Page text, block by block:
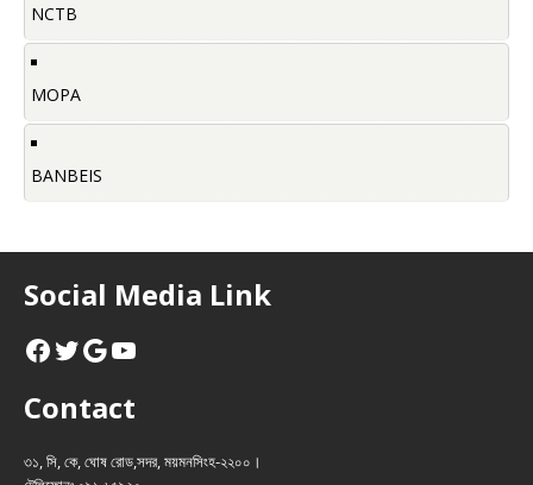
NCTB
MOPA
BANBEIS
Social Media Link
Contact
৩১, সি, কে, ঘোষ রোড,সদর, ময়মনসিংহ-২২০০।